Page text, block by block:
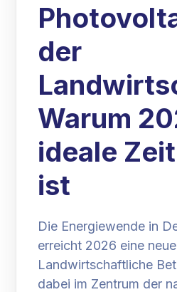
der
Warum
ideale
ist
Die Energiewende in
erreicht 2026 eine
Landwirtschaftliche
dabei im Zentrum der